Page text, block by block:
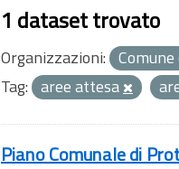
1 dataset trovato
Organizzazioni:
Tag: aree attesa
Piano Comunale di